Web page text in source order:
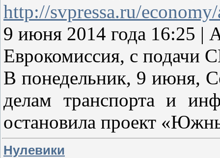
http://svpressa.ru/
9 июня 2014 года
Еврокомиссия, с подачи
В понедельник, 9 июня,
делам транспорта и
остановила проект
Нулевики